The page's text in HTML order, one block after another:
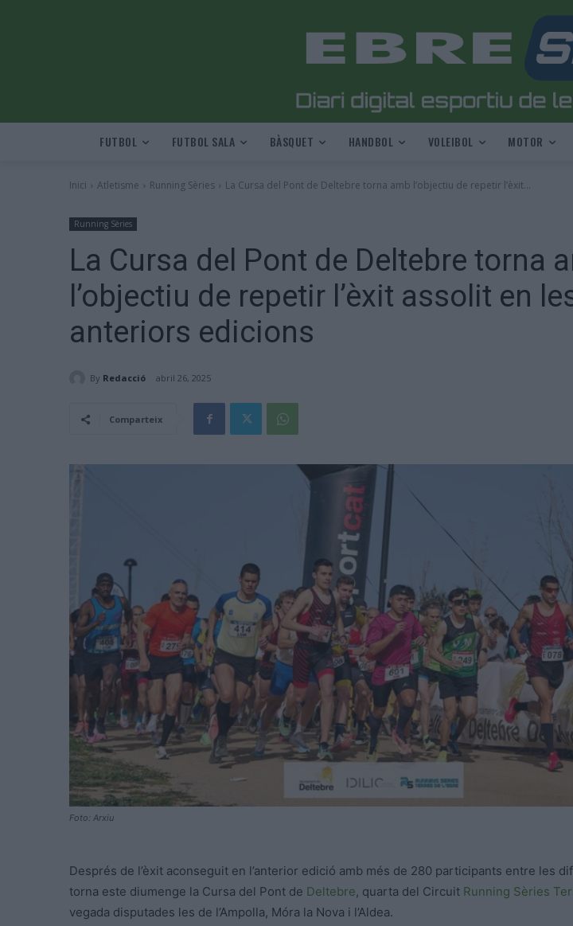
FUTBOL FUTBOL SALA BÀSQUET HANDBOL VOLEIBOL MOTOR
Inici Atletisme Running Sèries La Cursa del Pont de Deltebre torna amb l’objectiu de repetir l’èxit...
Running Sèries
La Cursa del Pont de Deltebre torna
l’objectiu de repetir l’èxit assolit en
anteriors edicions
By Redacció abril 26, 2025
Comparteix
Foto: Arxiu
Després de l’èxit aconseguit en l’anterior edició amb més de 280 participants entre les
torna este diumenge la Cursa del Pont de Deltebre, quarta del Circuit Running Sèries
vegada disputades les de l’Ampolla, Móra la Nova i l’Aldea.